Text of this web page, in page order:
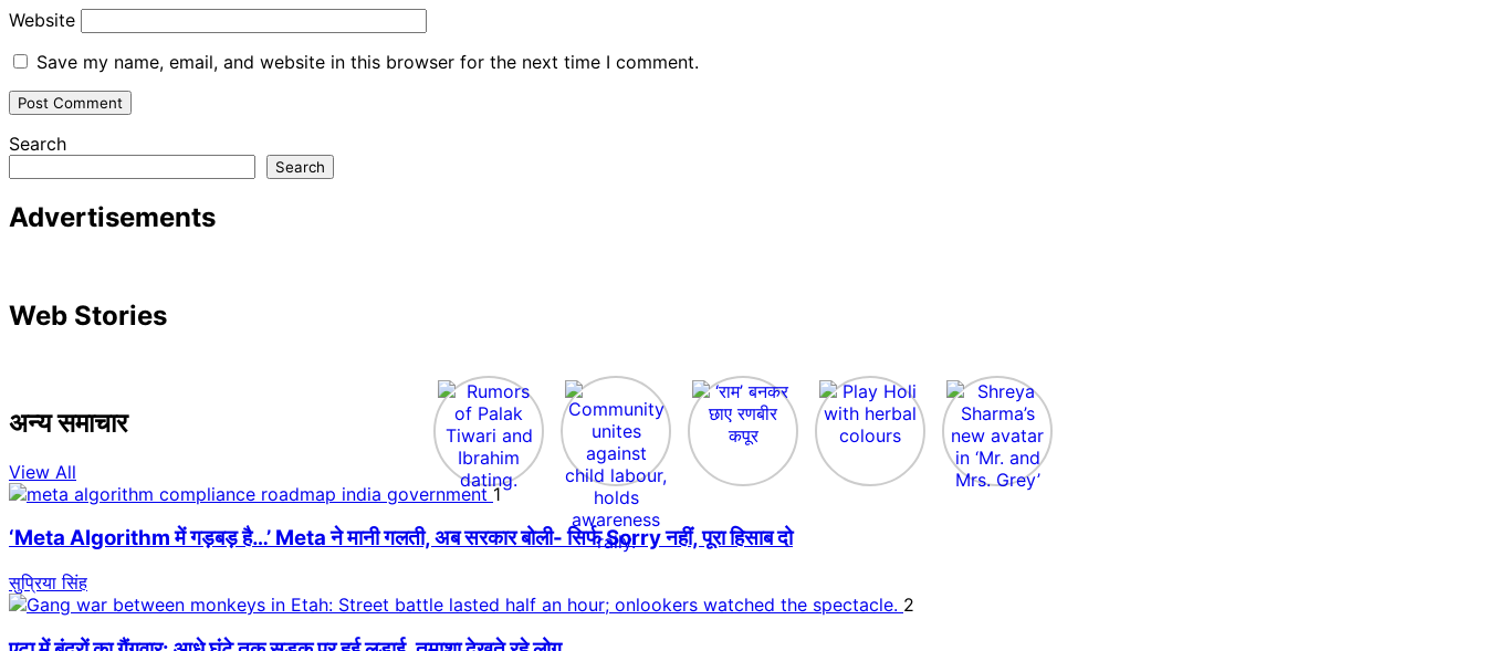
Website
Save my name, email, and website in this browser for the next time I comment.
Search
Search
Advertisements
Web Stories
अन्य समाचार
View All
1
‘Meta Algorithm में गड़बड़ है…’ Meta ने मानी गलती, अब सरकार बोली- सिर्फ Sorry नहीं, पूरा हिसाब दो
सुप्रिया सिंह
2